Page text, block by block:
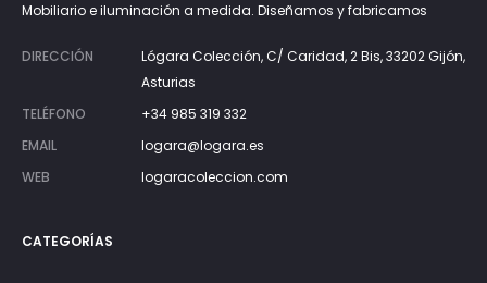
Mobiliario e iluminación a medida. Diseñamos y fabricamos
DIRECCIÓN
Lógara Colección, C/ Caridad, 2 Bis, 33202 Gijón,
Asturias
TELÉFONO
+34 985 319 332
EMAIL
logara@logara.es
WEB
logaracoleccion.com
CATEGORÍAS